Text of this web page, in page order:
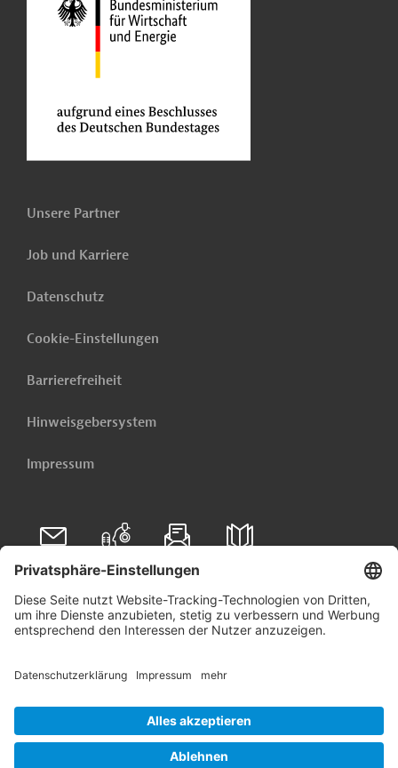
Unsere Partner
Job und Karriere
Datenschutz
Cookie-Einstellungen
Barrierefreiheit
Hinweisgebersystem
Impressum
Folgen Sie uns auf
Linkedin
© 2026 Germany Trade & Invest